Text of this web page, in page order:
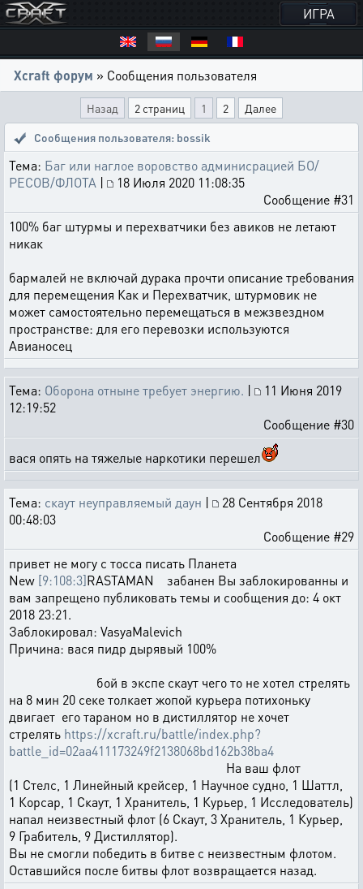
ИГРА
Xcraft форум » Сообщения пользователя
Назад 2 страниц 1 2
Далее
Сообщения пользователя: bossik
Тема: Баг или наглое воровство админисрацией БО/
РЕСОВ/ФЛОТА |
18 Июля 2020 11:08:35
Сообщение #31
100% баг штурмы и перехватчики без авиков не летают
никак
бармалей не включай дурака прочти описание требования
для перемещения Как и Перехватчик, штурмовик не
может самостоятельно перемещаться в межзвездном
пространстве: для его перевозки используются
Авианосец
Тема: Оборона отныне требует энергию. |
11 Июня 2019
12:19:52
Сообщение #30
вася опять на тяжелые наркотики перешел
Тема: скаут неуправляемый даун |
28 Сентября 2018
00:48:03
Сообщение #29
привет не могу с тосса писать Планета
New [9:108:3]RASTAMAN забанен Вы заблокированны и
вам запрещено публиковать темы и сообщения до: 4 окт
2018 23:21.
Заблокировал: VasyaMalevich
Причина: вася пидр дырявый 100%
бой в экспе скаут чего то не хотел стрелять
на 8 мин 20 секе толкает жопой курьера потихоньку
двигает его тараном но в дистиллятор не хочет
стрелять https://xcraft.ru/battle/index.php?
battle_id=02aa411173249f2138068bd162b38ba4
На ваш флот
(1 Стелс, 1 Линейный крейсер, 1 Научное судно, 1 Шаттл,
1 Корсар, 1 Скаут, 1 Хранитель, 1 Курьер, 1 Исследователь)
напал неизвестный флот (6 Скаут, 3 Хранитель, 1 Курьер,
9 Грабитель, 9 Дистиллятор).
Вы не смогли победить в битве с неизвестным флотом.
Оставшийся после битвы флот возвращается назад.